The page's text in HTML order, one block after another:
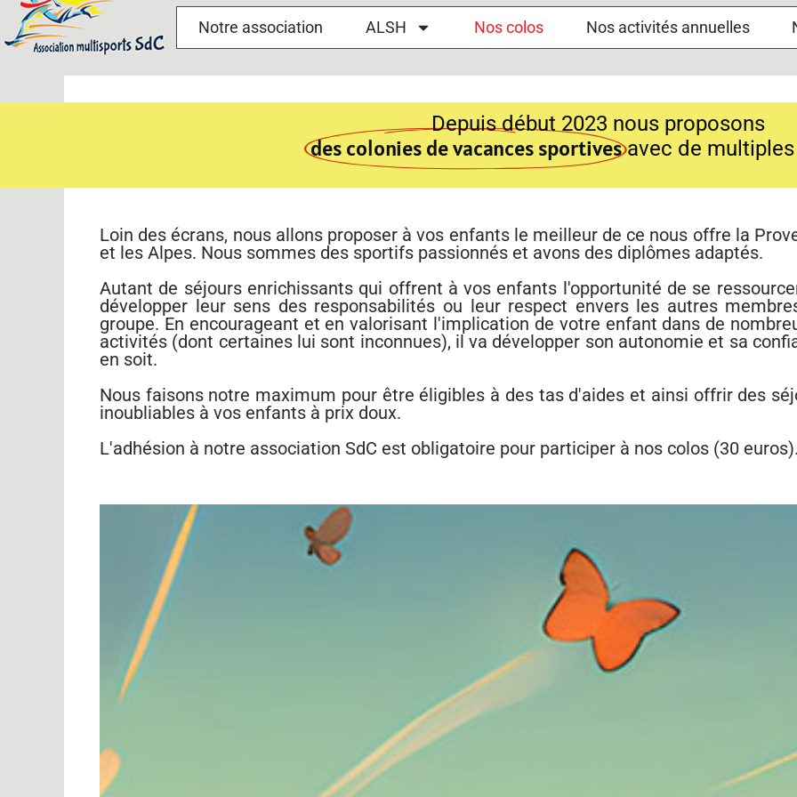
Notre association ALSH Nos colos Nos activités annuelles
Depuis début 2023 nous proposons
des colonies de vacances sportives avec de
Loin des écrans, nous allons proposer à vos enfants le meilleur de ce nous offre la
et les Alpes. Nous sommes des sportifs passionnés et avons des diplômes adaptés.
Autant de séjours enrichissants qui offrent à vos enfants l'opportunité de se
développer leur sens des responsabilités ou leur respect envers les autres
groupe. En encourageant et en valorisant l'implication de votre enfant dans de
activités (dont certaines lui sont inconnues), il va développer son autonomie et sa
en soit.
Nous faisons notre maximum pour être éligibles à des tas d'aides et ainsi offrir des
inoubliables à vos enfants à prix doux.
L'adhésion à notre association SdC est obligatoire pour participer à nos colos (30